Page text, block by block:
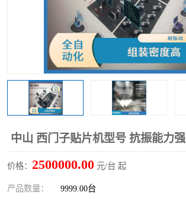
中山 西门子贴片机型号 抗振能力强
价格： 2500000.00 元/台 起
产品数量： 9999.00台